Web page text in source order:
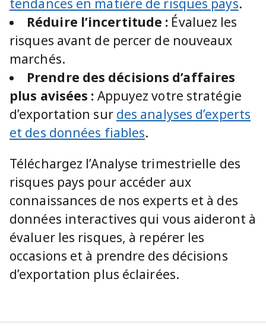
tendances en matière de risques pays.
Réduire l’incertitude : Évaluez les
risques avant de percer de nouveaux
marchés.
Prendre des décisions d’affaires
plus avisées : Appuyez votre stratégie
d’exportation sur des analyses d’experts
et des données fiables.
Téléchargez l’Analyse trimestrielle des
risques pays pour accéder aux
connaissances de nos experts et à des
données interactives qui vous aideront à
évaluer les risques, à repérer les
occasions et à prendre des décisions
d’exportation plus éclairées.